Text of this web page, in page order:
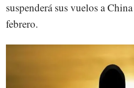
suspenderá sus vuelos a
febrero.